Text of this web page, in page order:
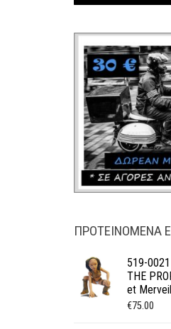
ΠΡΟΤΕΙΝΌΜΕΝΑ
519-
THE
et
€75.00